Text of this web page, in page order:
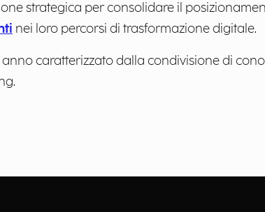
strategica per consolidare il
nei loro percorsi di trasformazione digitale.
anno caratterizzato dalla condivisione di